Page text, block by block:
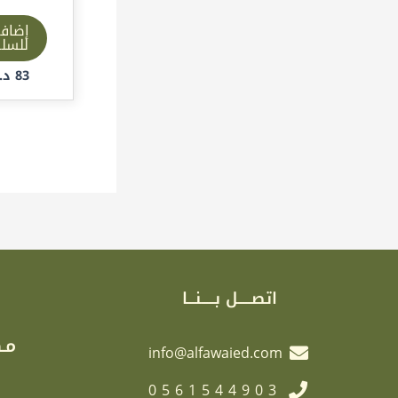
83
اتصـــــل بـــــنـــا
info@alfawaied.com
0561544903